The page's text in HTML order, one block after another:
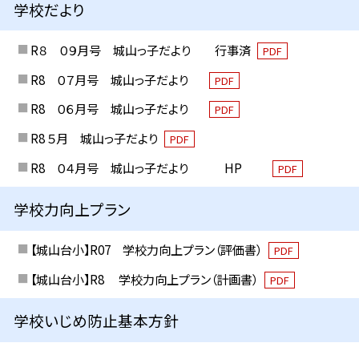
学校だより
R８ ０９月号 城山っ子だより 行事済 PDF
R8 ０７月号 城山っ子だより PDF
R8 ０６月号 城山っ子だより PDF
R8 ５月 城山っ子だより PDF
R8 ０４月号 城山っ子だより HP PDF
学校力向上プラン
【城山台小】R07 学校力向上プラン（評価書） PDF
【城山台小】R8 学校力向上プラン（計画書） PDF
学校いじめ防止基本方針